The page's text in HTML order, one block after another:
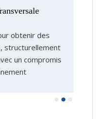
obtenir des
structurellement
un compromis